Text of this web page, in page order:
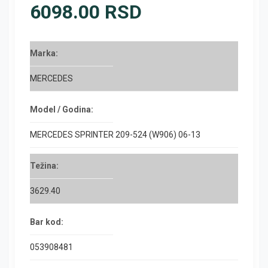
6098.00 RSD
Marka:
MERCEDES
Model / Godina:
MERCEDES SPRINTER 209-524 (W906) 06-13
Težina:
3629.40
Bar kod:
053908481